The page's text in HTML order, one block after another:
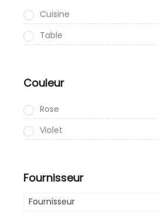
Cuisine
Table
Couleur
Rose
Violet
Fournisseur
Fournisseur